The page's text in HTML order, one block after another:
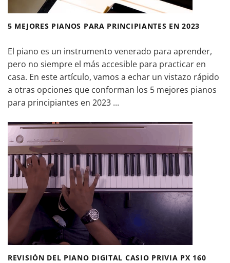
5 MEJORES PIANOS PARA PRINCIPIANTES EN 2023
El piano es un instrumento venerado para aprender,
pero no siempre el más accesible para practicar en
casa. En este artículo, vamos a echar un vistazo rápido
a otras opciones que conforman los 5 mejores pianos
para principiantes en 2023 ...
REVISIÓN DEL PIANO DIGITAL CASIO PRIVIA PX 160